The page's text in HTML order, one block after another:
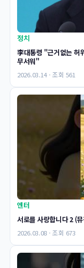
정치
李대통령 "근거없는 허
무서워"
2026.03.14 · 조회 561
엔터
서로를 사랑합니다 2 (
2026.03.08 · 조회 673